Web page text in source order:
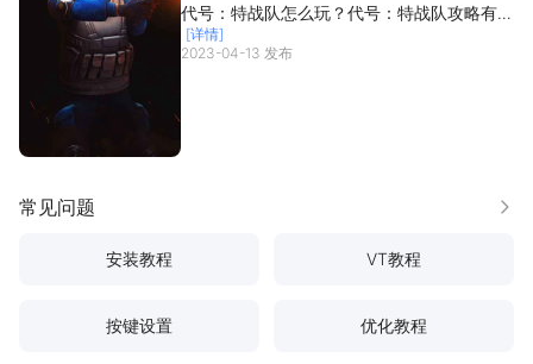
代号：特战队怎么玩？代号：特战队攻略有
吗？如何模拟器上玩代号：特战队？
[详情]
2023-04-13 发布
常见问题 更多
安装教程 VT教程
按键设置 优化教程